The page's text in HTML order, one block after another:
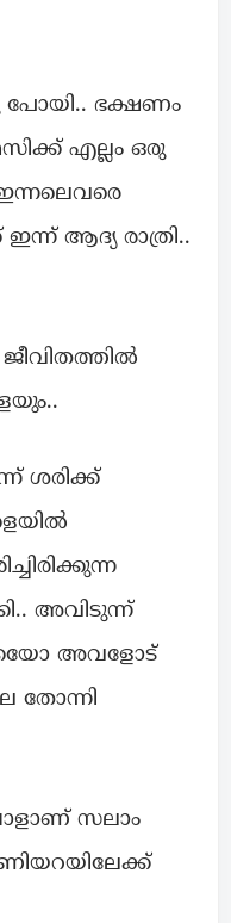
പോയി.. ഭക്ഷണം
എല്ലം ഒരു
ആദ്യ രാത്രി..
ശരിക്ക്
അവിടുന്ന്
അവളോട്‌
തോന്നി
സലാം